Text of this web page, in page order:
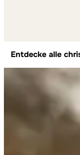
Entdecke alle